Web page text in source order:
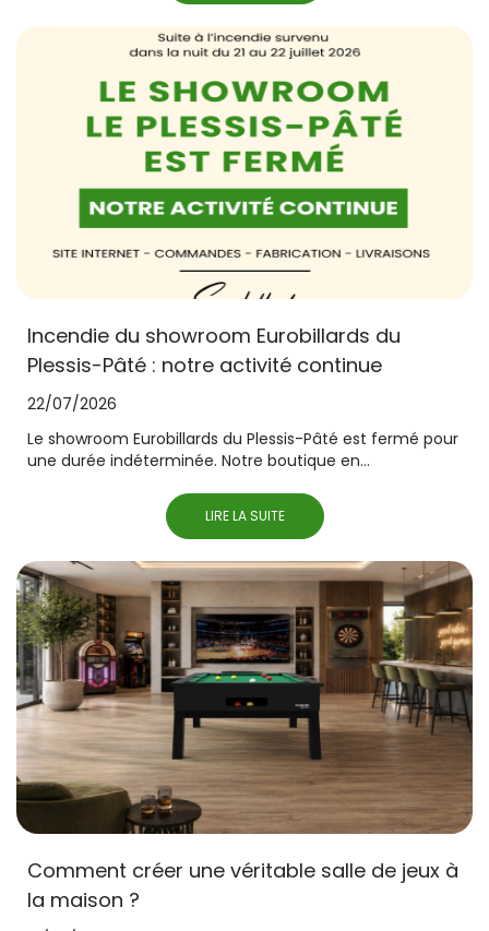
Incendie du showroom Eurobillards du
Plessis-Pâté : notre activité continue
22/07/2026
Le showroom Eurobillards du Plessis-Pâté est fermé pour
une durée indéterminée. Notre boutique en...
LIRE LA SUITE
Comment créer une véritable salle de jeux à
la maison ?